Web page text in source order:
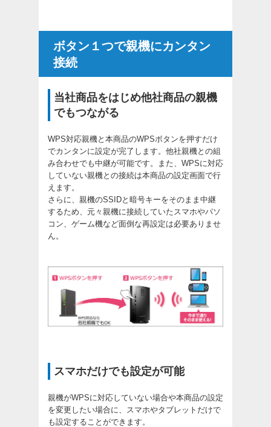
ボタン１つで親機にカンタン
接続
当社商品をはじめ他社商品の親機
でもつながる
WPS対応親機と本商品のWPSボタンを押すだけ
でカンタンに設定が完了します。他社親機との組
み合わせでも中継が可能です。また、WPSに対応
していない親機との接続は本商品の設定画面で行
えます。
さらに、親機のSSIDと暗号キーをそのまま中継
するため、元々親機に接続していたスマホやパソ
コン、ゲーム機など面倒な再設定は必要ありませ
ん。
スマホだけでも設定が可能
親機がWPSに対応していない場合や本商品の設定
を変更したい場合に、スマホやタブレットだけで
も設定することができます。